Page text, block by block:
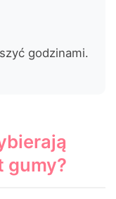
godzinami.
gumy?